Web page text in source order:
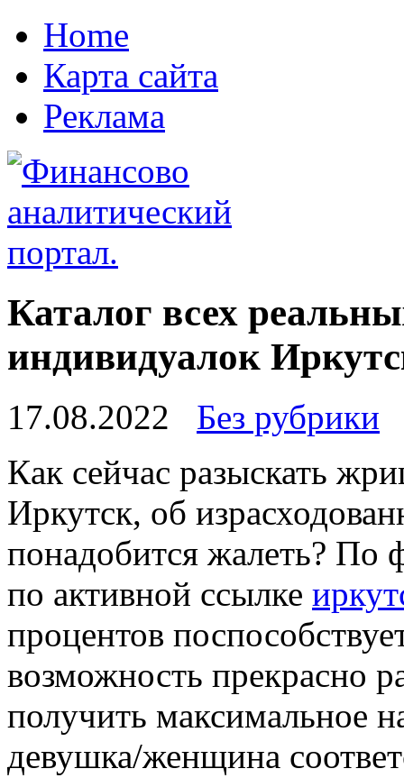
Home
Карта сайта
Реклама
Каталог всех
индивидуалок
17.08.2022
Без рубрики
Кaк сeйчaс разыскать
Иркутск, об
понадобится жалеть? По
по активной ссылке
процентов
возможность прекрасно
получить максимальное
девушка/женщина